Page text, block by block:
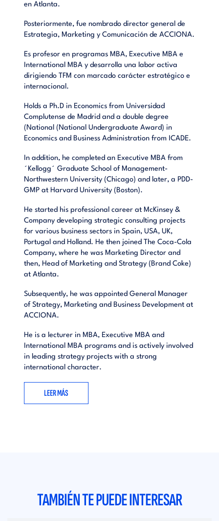
en Atlanta.
Posteriormente, fue nombrado director general de
Estrategia, Marketing y Comunicación de ACCIONA.
Es profesor en programas MBA, Executive MBA e
International MBA y desarrolla una labor activa
dirigiendo TFM con marcado carácter estratégico e
internacional.
Holds a Ph.D in Economics from Universidad
Complutense de Madrid and a double degree
(National (National Undergraduate Award) in
Economics and Business Administration from ICADE.
In addition, he completed an Executive MBA from
´Kellogg´ Graduate School of Management-
Northwestern University (Chicago) and later, a PDD-
GMP at Harvard University (Boston).
He started his professional career at McKinsey &
Company developing strategic consulting projects
for various business sectors in Spain, USA, UK,
Portugal and Holland. He then joined The Coca-Cola
Company, where he was Marketing Director and
then, Head of Marketing and Strategy (Brand Coke)
at Atlanta.
Subsequently, he was appointed General Manager
of Strategy, Marketing and Business Development at
ACCIONA.
He is a lecturer in MBA, Executive MBA and
International MBA programs and is actively involved
in leading strategy projects with a strong
international character.
LEER MÁS
TAMBIÉN TE PUEDE INTERESAR